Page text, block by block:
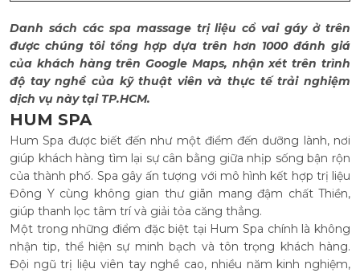
Danh sách các spa massage trị liệu cổ vai gáy ở trên
được chúng tôi tổng hợp dựa trên hơn 1000 đánh giá
của khách hàng trên Google Maps, nhận xét trên trình
độ tay nghề của kỹ thuật viên và thực tế trải nghiệm
dịch vụ này tại TP.HCM.
HUM SPA
Hum Spa được biết đến như một điểm đến dưỡng lành, nơi
giúp khách hàng tìm lại sự cân bằng giữa nhịp sống bận rộn
của thành phố. Spa gây ấn tượng với mô hình kết hợp trị liệu
Đông Y cùng không gian thư giãn mang đậm chất Thiền,
giúp thanh lọc tâm trí và giải tỏa căng thẳng.
Một trong những điểm đặc biệt tại Hum Spa chính là không
nhận tip, thể hiện sự minh bạch và tôn trọng khách hàng.
Đội ngũ trị liệu viên tay nghề cao, nhiều năm kinh nghiệm,